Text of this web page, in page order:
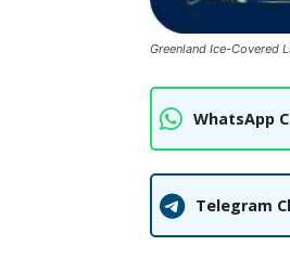
Greenland Ice-Covered
WhatsApp
Telegram